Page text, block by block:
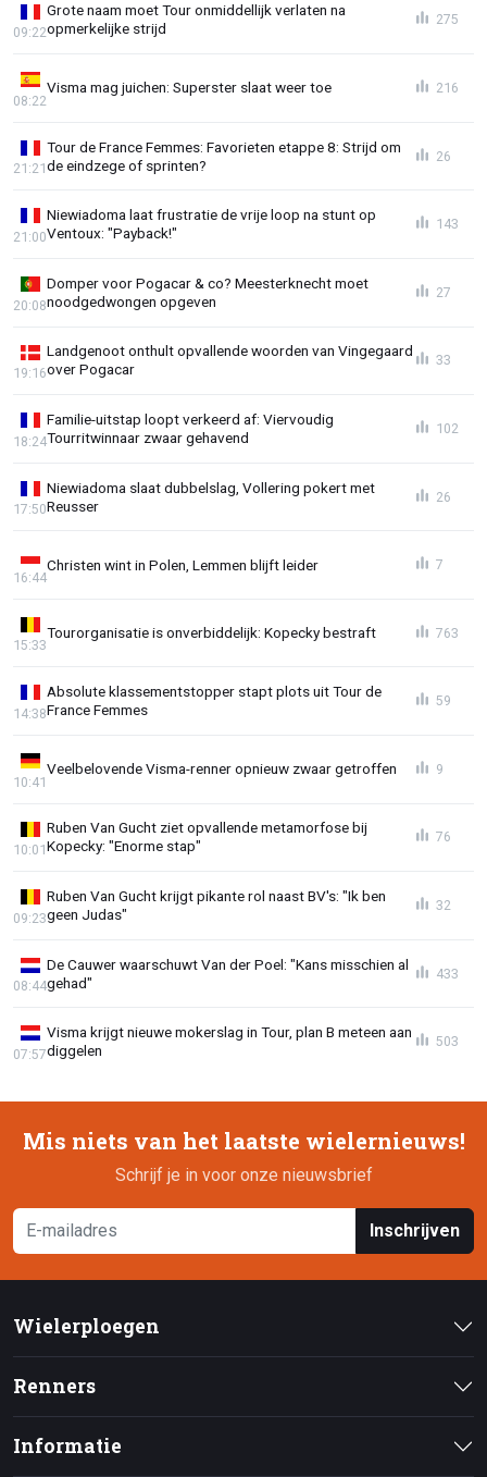
Grote naam moet Tour onmiddellijk verlaten na
opmerkelijke strijd
09:22
275
Visma mag juichen: Superster slaat weer toe
08:22
216
Tour de France Femmes: Favorieten etappe 8: Strijd om
de eindzege of sprinten?
21:21
26
Niewiadoma laat frustratie de vrije loop na stunt op
Ventoux: "Payback!"
21:00
143
Domper voor Pogacar & co? Meesterknecht moet
noodgedwongen opgeven
20:08
27
Landgenoot onthult opvallende woorden van Vingegaard
over Pogacar
19:16
33
Familie-uitstap loopt verkeerd af: Viervoudig
Tourritwinnaar zwaar gehavend
18:24
102
Niewiadoma slaat dubbelslag, Vollering pokert met
Reusser
17:50
26
Christen wint in Polen, Lemmen blijft leider
16:44
7
Tourorganisatie is onverbiddelijk: Kopecky bestraft
15:33
763
Absolute klassementstopper stapt plots uit Tour de
France Femmes
14:38
59
Veelbelovende Visma-renner opnieuw zwaar getroffen
10:41
9
Ruben Van Gucht ziet opvallende metamorfose bij
Kopecky: "Enorme stap"
10:01
76
Ruben Van Gucht krijgt pikante rol naast BV's: "Ik ben
geen Judas"
09:23
32
De Cauwer waarschuwt Van der Poel: "Kans misschien al
gehad"
08:44
433
Visma krijgt nieuwe mokerslag in Tour, plan B meteen aan
diggelen
07:57
503
Mis niets van het laatste wielernieuws!
Schrijf je in voor onze nieuwsbrief
Inschrijven
Wielerploegen
Renners
Informatie